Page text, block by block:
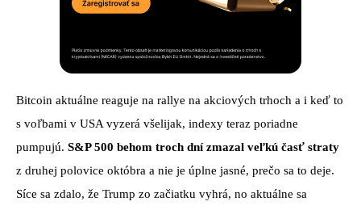
Bitcoin aktuálne reaguje na rallye na akciových trhoch a i keď to
s voľbami v USA vyzerá všelijak, indexy teraz poriadne
pumpujú. S&P 500 behom troch dní zmazal veľkú časť straty
z druhej polovice októbra a nie je úplne jasné, prečo sa to deje.
Síce sa zdalo, že Trump zo začiatku vyhrá, no aktuálne sa